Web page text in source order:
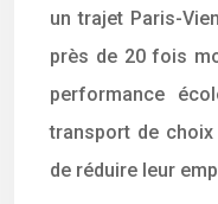
un trajet Paris-
près de 20 fois
performance
transport de
de réduire leur